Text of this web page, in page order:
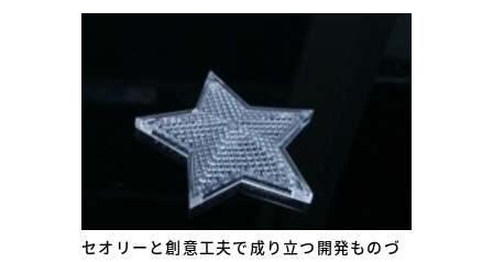
セオリーと創意工夫で成り立つ開発ものづ